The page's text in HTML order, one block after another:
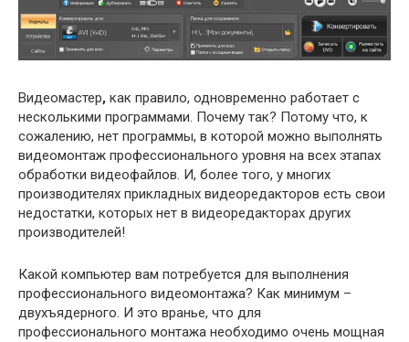
Видеомастер, как правило, одновременно работает с
несколькими программами. Почему так? Потому что, к
сожалению, нет программы, в которой можно выполнять
видеомонтаж профессионального уровня на всех этапах
обработки видеофайлов. И, более того, у многих
производителях прикладных видеоредакторов есть свои
недостатки, которых нет в видеоредакторах других
производителей!
Какой компьютер вам потребуется для выполнения
профессионального видеомонтажа? Как минимум –
двухъядерного. И это вранье, что для
профессионального монтажа необходимо очень мощная